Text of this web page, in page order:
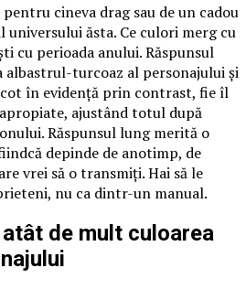
cineva drag sau de un cadou
ăsta. Ce culori merg cu
cu perioada anului. Răspunsul
albastrul-turcoaz al personajului și
în evidență prin contrast, fie îl
ajustând totul după
Răspunsul lung merită o
depinde de anotimp, de
vrei să o transmiți. Hai să le
nu ca dintr-un manual.
de mult culoarea